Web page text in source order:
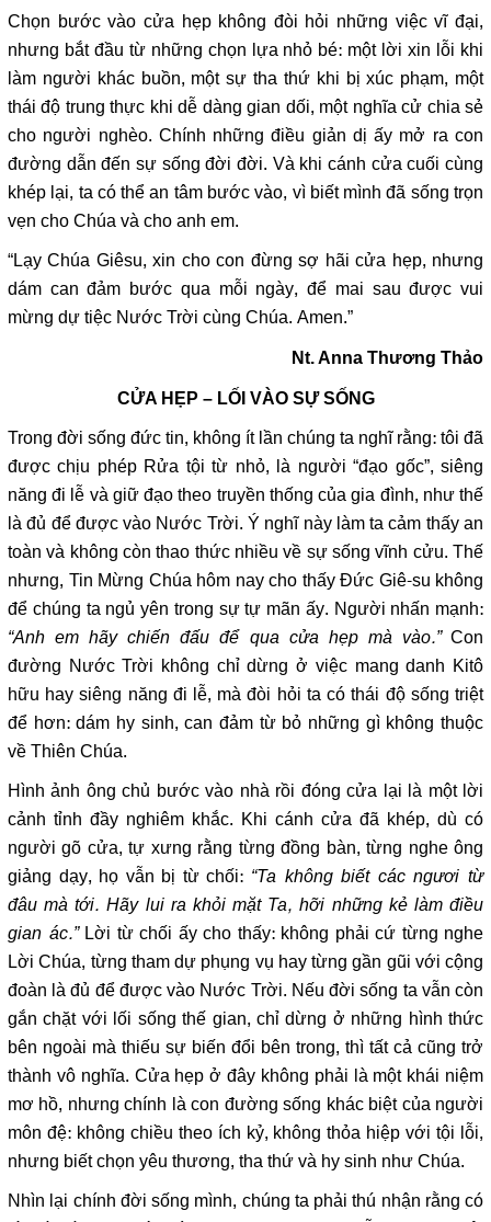
Chọn bước vào cửa hẹp không đòi hỏi những việc vĩ đại,
nhưng bắt đầu từ những chọn lựa nhỏ bé: một lời xin lỗi khi
làm người khác buồn, một sự tha thứ khi bị xúc phạm, một
thái độ trung thực khi dễ dàng gian dối, một nghĩa cử chia sẻ
cho người nghèo. Chính những điều giản dị ấy mở ra con
đường dẫn đến sự sống đời đời. Và khi cánh cửa cuối cùng
khép lại, ta có thể an tâm bước vào, vì biết mình đã sống trọn
vẹn cho Chúa và cho anh em.
“Lạy Chúa Giêsu, xin cho con đừng sợ hãi cửa hẹp, nhưng
dám can đảm bước qua mỗi ngày, để mai sau được vui
mừng dự tiệc Nước Trời cùng Chúa. Amen.”
Nt. Anna Thương Thảo
CỬA HẸP – LỐI VÀO SỰ SỐNG
Trong đời sống đức tin, không ít lần chúng ta nghĩ rằng: tôi đã
được chịu phép Rửa tội từ nhỏ, là người “đạo gốc”, siêng
năng đi lễ và giữ đạo theo truyền thống của gia đình, như thế
là đủ để được vào Nước Trời. Ý nghĩ này làm ta cảm thấy an
toàn và không còn thao thức nhiều về sự sống vĩnh cửu. Thế
nhưng, Tin Mừng Chúa hôm nay cho thấy Đức Giê-su không
để chúng ta ngủ yên trong sự tự mãn ấy. Người nhấn mạnh:
“Anh em hãy chiến đấu để qua cửa hẹp mà vào.”Con
đường Nước Trời không chỉ dừng ở việc mang danh Kitô
hữu hay siêng năng đi lễ, mà đòi hỏi ta có thái độ sống triệt
để hơn: dám hy sinh, can đảm từ bỏ những gì không thuộc
về Thiên Chúa.
Hình ảnh ông chủ bước vào nhà rồi đóng cửa lại là một lời
cảnh tỉnh đầy nghiêm khắc. Khi cánh cửa đã khép, dù có
người gõ cửa, tự xưng rằng từng đồng bàn, từng nghe ông
giảng dạy, họ vẫn bị từ chối: “Ta không biết các ngươi từ
đâu mà tới. Hãy lui ra khỏi mặt Ta, hỡi những kẻ làm điều
gian ác.”Lời từ chối ấy cho thấy: không phải cứ từng nghe
Lời Chúa, từng tham dự phụng vụ hay từng gần gũi với cộng
đoàn là đủ để được vào Nước Trời. Nếu đời sống ta vẫn còn
gắn chặt với lối sống thế gian, chỉ dừng ở những hình thức
bên ngoài mà thiếu sự biến đổi bên trong, thì tất cả cũng trở
thành vô nghĩa. Cửa hẹp ở đây không phải là một khái niệm
mơ hồ, nhưng chính là con đường sống khác biệt của người
môn đệ: không chiều theo ích kỷ, không thỏa hiệp với tội lỗi,
nhưng biết chọn yêu thương, tha thứ và hy sinh như Chúa.
Nhìn lại chính đời sống mình, chúng ta phải thú nhận rằng có